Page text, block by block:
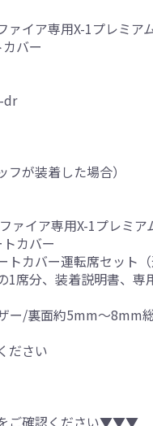
イア専用X-1プレミア
バー
dr
フが装着した場合）
ァイア専用X-1プレミア
カバー
トカバー運転席セット
1席分、装着説明書、専
ー/裏面約5mm～8mm
ださい